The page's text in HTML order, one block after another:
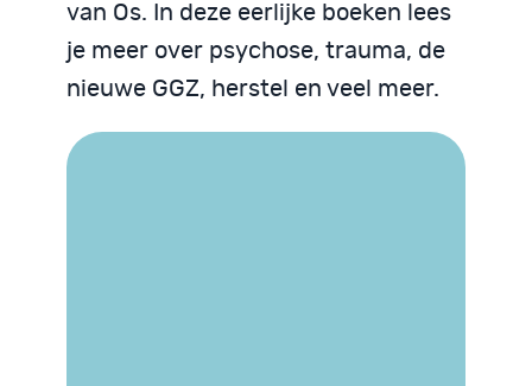
van Os. In deze eerlijke boeken lees
je meer over psychose, trauma, de
nieuwe GGZ, herstel en veel meer.